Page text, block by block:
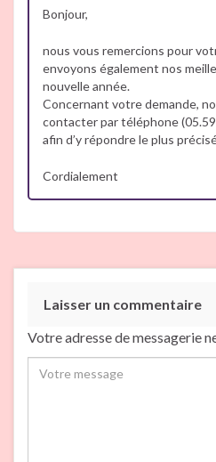
Bonjour,
nous vous remercions pour
envoyons également nos
nouvelle année.
Concernant votre demande,
contacter par téléphone
afin d’y répondre le plus
Cordialement
Laisser un commentaire
Votre adresse de messagerie